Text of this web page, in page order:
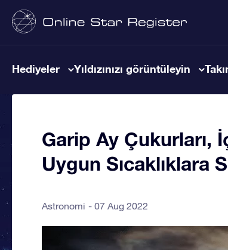
Hediyeler Yıldızınızı görüntüleyin
Garip Ay Çukurları,
Uygun Sıcaklıklara
Astronomi 07 Aug 2022